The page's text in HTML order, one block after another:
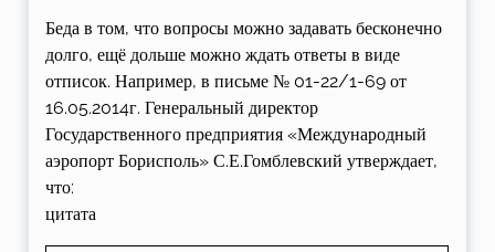
Беда в том, что вопросы можно задавать бесконечно
долго, ещё дольше можно ждать ответы в виде
отписок. Например, в письме № 01-22/1-69 от
16.05.2014г. Генеральный директор
Государственного предприятия «Международный
аэропорт Борисполь» С.Е.Гомблевский утверждает,
что:
цитата